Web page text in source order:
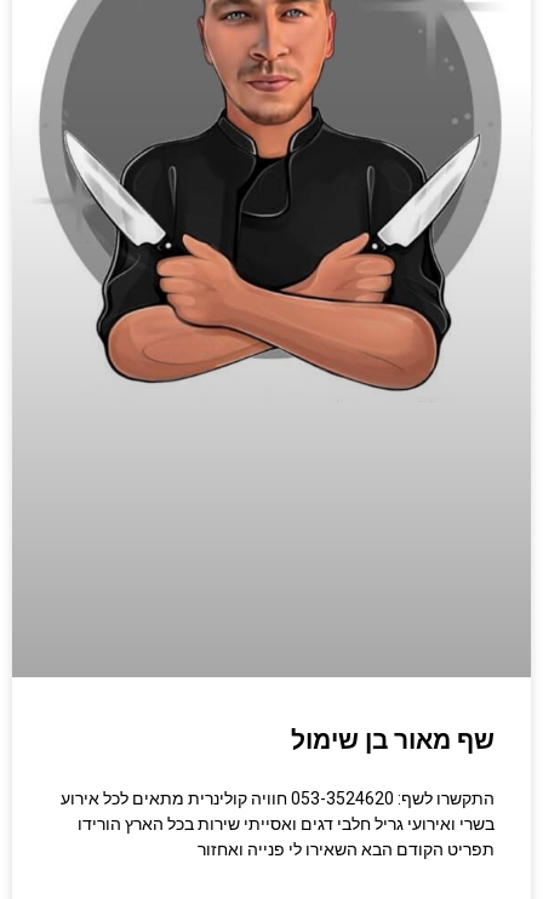
שף מאור בן שימול
התקשרו לשף: 053-3524620 חוויה קולינרית מתאים לכל אירוע
בשרי ואירועי גריל חלבי דגים ואסייתי שירות בכל הארץ הורידו
תפריט הקודם הבא השאירו לי פנייה ואחזור